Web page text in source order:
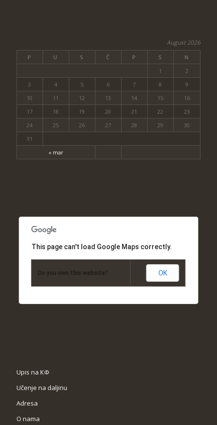
August 2026
P U S Č P S N
« mar
1
2
3
4 5 6 7 8
9
10
11 12 13 14 15
16
17
18 19 20 21 22
23
24
25 26 27 28 29
30
31
This page can't load Google Maps correctly.
Do you own this website? OK
Upis na КФ
Učenje na daljinu
Adresa
O nama